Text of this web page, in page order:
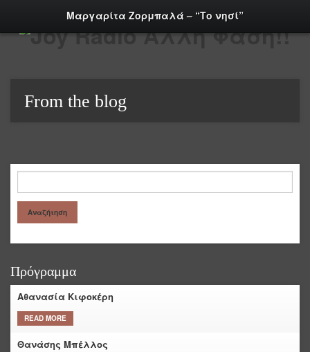
Μαργαρίτα Ζορμπαλά – “Το νησί”
From the blog
Πρόγραμμα
Αθανασία Κιφοκέρη
READ MORE
Θανάσης Μπέλλος